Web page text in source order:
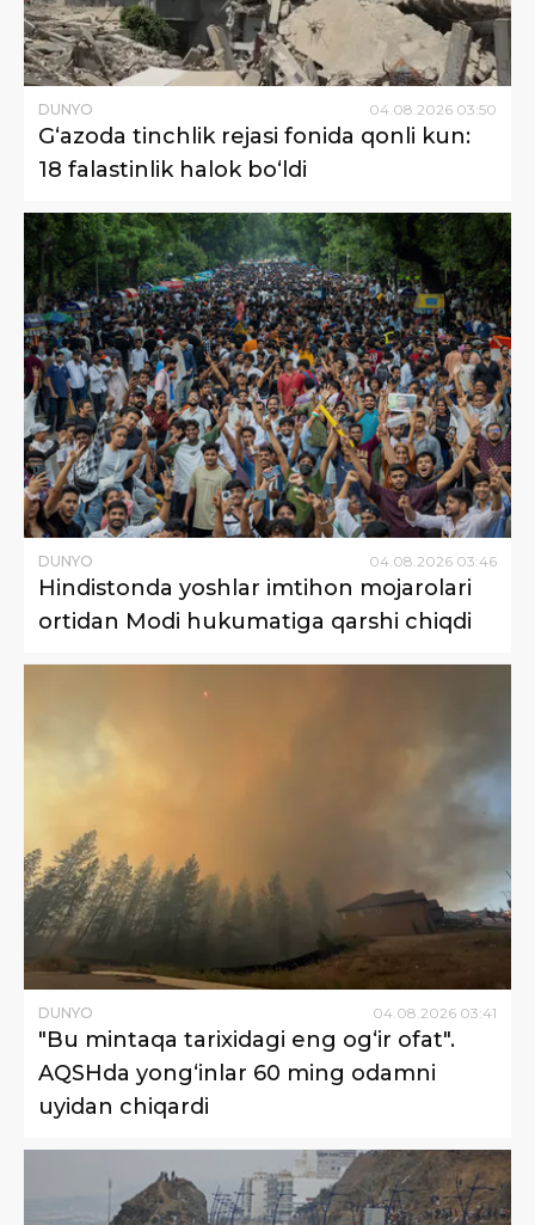
DUNYO 04 08 2026 03:50
G‘azoda tinchlik rejasi fonida qonli kun:
18 falastinlik halok bo‘ldi
DUNYO 04 08 2026 03:46
Hindistonda yoshlar imtihon mojarolari
ortidan Modi hukumatiga qarshi chiqdi
DUNYO 04.08.2026 03:41
"Bu mintaqa tarixidagi eng og‘ir ofat".
AQSHda yong‘inlar 60 ming odamni
uyidan chiqardi